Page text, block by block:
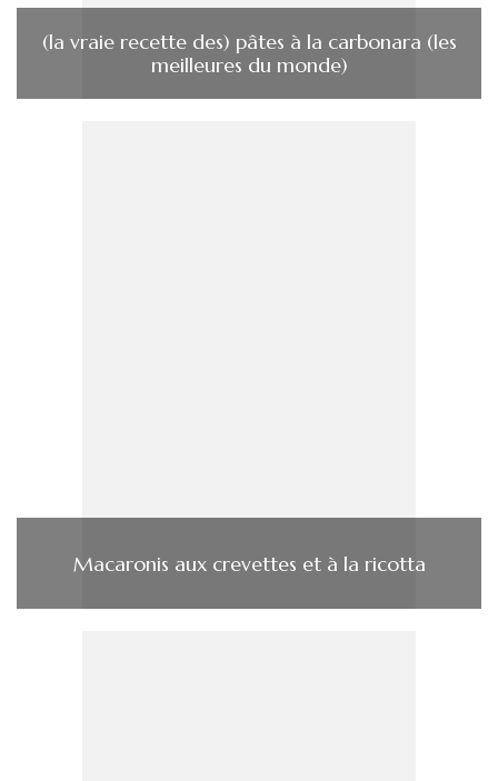
(la vraie recette des) pâtes à la carbonara (les
meilleures du monde)
Macaronis aux crevettes et à la ricotta